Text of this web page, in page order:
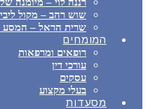
שוש רהב – מקול ליבי
שרית הראל – המסע
המומחים
רופאים ומרפאות
עורכי דין
עסקים
בעלי מקצוע
מסעדות